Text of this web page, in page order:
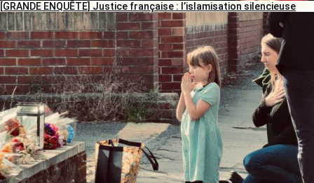
[GRANDE ENQUÊTE] Justice française : l’islamisation silencieuse